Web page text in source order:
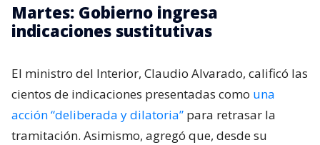
Martes: Gobierno ingresa
indicaciones sustitutivas
El ministro del Interior, Claudio Alvarado, calificó las
cientos de indicaciones presentadas como una
acción “deliberada y dilatoria” para retrasar la
tramitación. Asimismo, agregó que, desde su